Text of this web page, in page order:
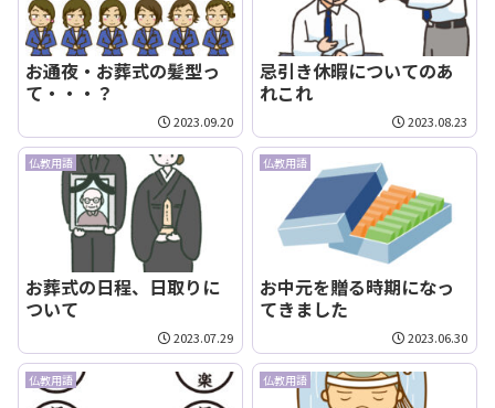
お通夜・お葬式の髪型っ
て・・・？
2023.09.20
忌引き休暇についてのあ
れこれ
2023.08.23
仏教用語
お葬式の日程、日取りに
ついて
2023.07.29
仏教用語
お中元を贈る時期になっ
てきました
2023.06.30
仏教用語 仏教用語